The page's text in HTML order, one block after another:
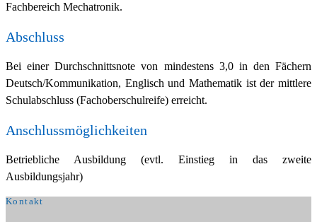
Fachbereich Mechatronik.
Abschluss
Bei einer Durchschnittsnote von mindestens 3,0 in den Fächern
Deutsch/Kommunikation, Englisch und Mathematik ist der mittlere
Schulabschluss (Fachoberschulreife) erreicht.
Anschlussmöglichkeiten
Betriebliche Ausbildung (evtl. Einstieg in das zweite
Ausbildungsjahr)
Kontakt